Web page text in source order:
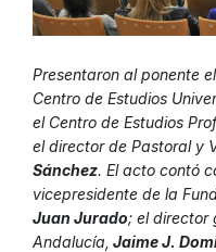
Presentaron al ponente
Centro de Estudios
el Centro de Estudios
el director de Pastoral y
Sánchez. El acto contó
vicepresidente de la
Juan Jurado; el director
Andalucía, Jaime J.